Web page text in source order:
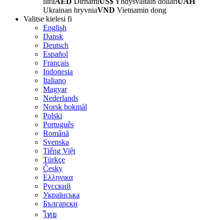
Ukrainan hryvniaVND Vietnamin dong
Valitse kielesi fi
English
Dansk
Deutsch
Español
Français
Indonesia
Italiano
Magyar
Nederlands
Norsk bokmål
Polski
Português
Română
Svenska
Tiếng Việt
Türkçe
Česky
Ελληνικα
Русский
Українська
Български
ไทย